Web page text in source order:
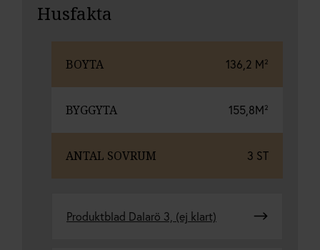
Husfakta
BOYTA 136,2 M²
BYGGYTA 155,8M²
ANTAL SOVRUM 3 ST
Produktblad Dalarö 3, (ej klart)